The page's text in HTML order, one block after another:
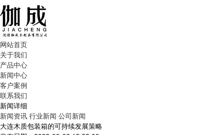
网站首页
关于我们
产品中心
新闻中心
客户案例
联系我们
新闻详细
新闻资讯 行业新闻 公司新闻
大连木质包装箱的可持续发展策略